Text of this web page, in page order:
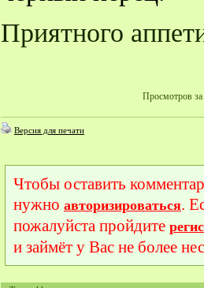
Приятного
Просмотров за
Версия для печати
Чтобы оставить
нужно авторизироваться.
пожалуйста пройдите
и займёт у Вас не более